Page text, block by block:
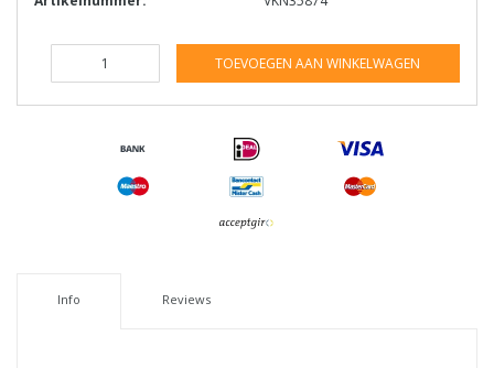
TOEVOEGEN AAN WINKELWAGEN
Info Reviews